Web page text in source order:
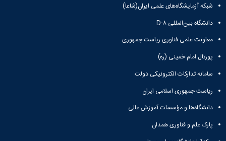
شبکه آزمایشگاه‌های علمی ایران(شاعا)
دانشگاه بین‌المللی D-۸
معاونت علمی فناوری ریاست جمهوری
پورتال امام خمینی (ره)
سامانه تدارکات الکترونیکی دولت
ریاست جمهوری اسلامی ایران
دانشگاه‌ها و مؤسسات آموزش عالی
پارک علم و فناوری همدان